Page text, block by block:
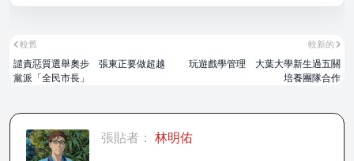
較新的
玩遊戲學管理 大葉大學新生過五關
培養團隊合作
較舊
譴責惡質選舉奧步 張東正要做超越
黨派「全民市長」
張貼者： 林明佑